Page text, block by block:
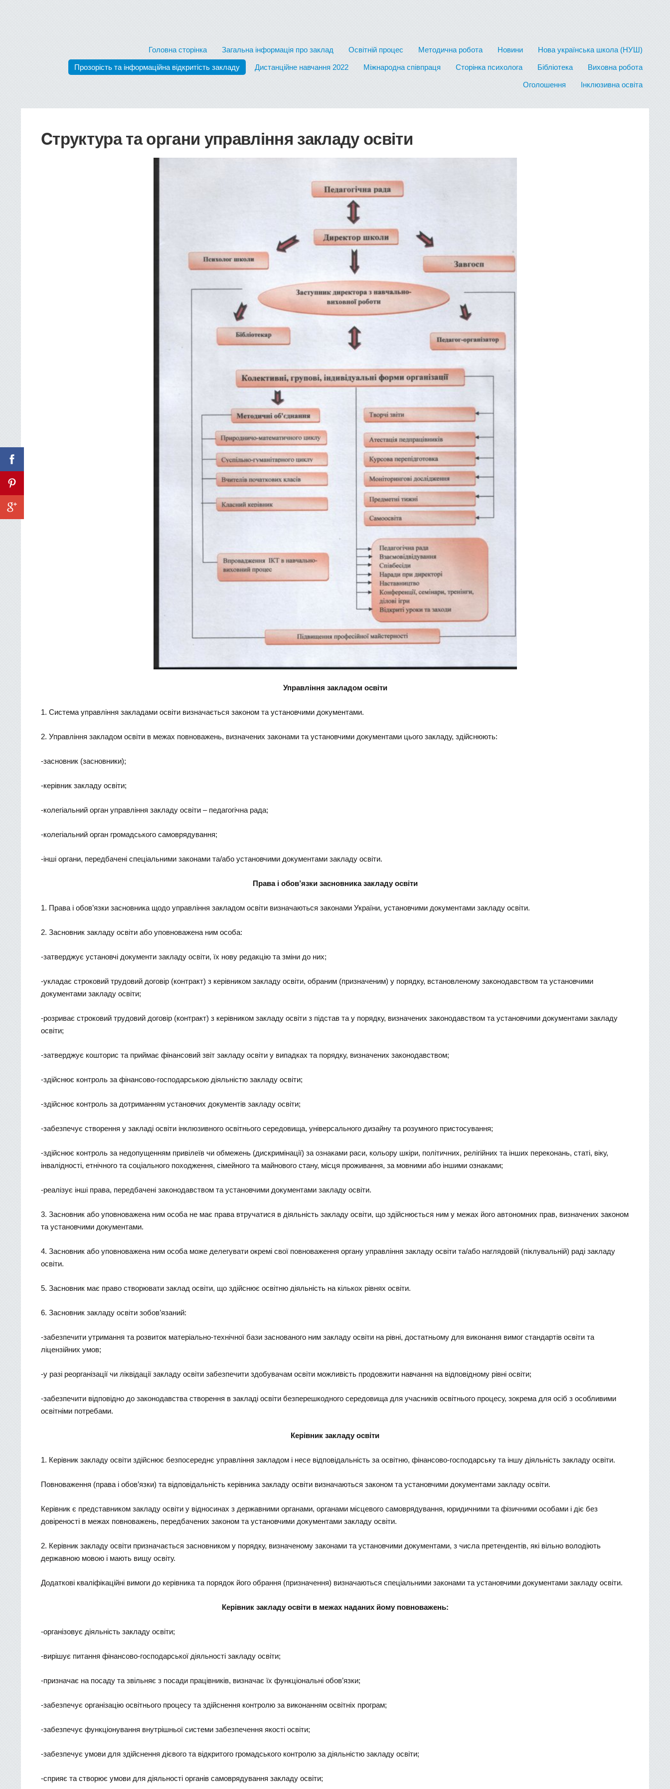
Головна сторінка Загальна інформація про заклад Освітній процес Методична робота Новини Нова українська школа (НУШ)
Прозорість та інформаційна відкритість закладу Дистанційне навчання 2022 Міжнародна співпраця Сторінка психолога Бібліотека Виховна робота
Оголошення Інклюзивна освіта
Cтруктура та органи управління закладу освіти
Управління закладом освіти
1. Система управління закладами освіти визначається законом та установчими документами.
2. Управління закладом освіти в межах повноважень, визначених законами та установчими документами цього закладу, здійснюють:
-засновник (засновники);
-керівник закладу освіти;
-колегіальний орган управління закладу освіти – педагогічна рада;
-колегіальний орган громадського самоврядування;
-інші органи, передбачені спеціальними законами та/або установчими документами закладу освіти.
Права і обов’язки засновника закладу освіти
1. Права і обов’язки засновника щодо управління закладом освіти визначаються законами України, установчими документами закладу освіти.
2. Засновник закладу освіти або уповноважена ним особа:
-затверджує установчі документи закладу освіти, їх нову редакцію та зміни до них;
-укладає строковий трудовий договір (контракт) з керівником закладу освіти, обраним (призначеним) у порядку, встановленому законодавством та установчими
документами закладу освіти;
-розриває строковий трудовий договір (контракт) з керівником закладу освіти з підстав та у порядку, визначених законодавством та установчими документами закладу
освіти;
-затверджує кошторис та приймає фінансовий звіт закладу освіти у випадках та порядку, визначених законодавством;
-здійснює контроль за фінансово-господарською діяльністю закладу освіти;
-здійснює контроль за дотриманням установчих документів закладу освіти;
-забезпечує створення у закладі освіти інклюзивного освітнього середовища, універсального дизайну та розумного пристосування;
-здійснює контроль за недопущенням привілеїв чи обмежень (дискримінації) за ознаками раси, кольору шкіри, політичних, релігійних та інших переконань, статі, віку,
інвалідності, етнічного та соціального походження, сімейного та майнового стану, місця проживання, за мовними або іншими ознаками;
-реалізує інші права, передбачені законодавством та установчими документами закладу освіти.
3. Засновник або уповноважена ним особа не має права втручатися в діяльність закладу освіти, що здійснюється ним у межах його автономних прав, визначених законом
та установчими документами.
4. Засновник або уповноважена ним особа може делегувати окремі свої повноваження органу управління закладу освіти та/або наглядовій (піклувальній) раді закладу
освіти.
5. Засновник має право створювати заклад освіти, що здійснює освітню діяльність на кількох рівнях освіти.
6. Засновник закладу освіти зобов’язаний:
-забезпечити утримання та розвиток матеріально-технічної бази заснованого ним закладу освіти на рівні, достатньому для виконання вимог стандартів освіти та
ліцензійних умов;
-у разі реорганізації чи ліквідації закладу освіти забезпечити здобувачам освіти можливість продовжити навчання на відповідному рівні освіти;
-забезпечити відповідно до законодавства створення в закладі освіти безперешкодного середовища для учасників освітнього процесу, зокрема для осіб з особливими
освітніми потребами.
Керівник закладу освіти
1. Керівник закладу освіти здійснює безпосереднє управління закладом і несе відповідальність за освітню, фінансово-господарську та іншу діяльність закладу освіти.
Повноваження (права і обов’язки) та відповідальність керівника закладу освіти визначаються законом та установчими документами закладу освіти.
Керівник є представником закладу освіти у відносинах з державними органами, органами місцевого самоврядування, юридичними та фізичними особами і діє без
довіреності в межах повноважень, передбачених законом та установчими документами закладу освіти.
2. Керівник закладу освіти призначається засновником у порядку, визначеному законами та установчими документами, з числа претендентів, які вільно володіють
державною мовою і мають вищу освіту.
Додаткові кваліфікаційні вимоги до керівника та порядок його обрання (призначення) визначаються спеціальними законами та установчими документами закладу освіти.
Керівник закладу освіти в межах наданих йому повноважень:
-організовує діяльність закладу освіти;
-вирішує питання фінансово-господарської діяльності закладу освіти;
-призначає на посаду та звільняє з посади працівників, визначає їх функціональні обов’язки;
-забезпечує організацію освітнього процесу та здійснення контролю за виконанням освітніх програм;
-забезпечує функціонування внутрішньої системи забезпечення якості освіти;
-забезпечує умови для здійснення дієвого та відкритого громадського контролю за діяльністю закладу освіти;
-сприяє та створює умови для діяльності органів самоврядування закладу освіти;